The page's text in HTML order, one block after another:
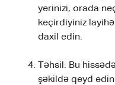
yerinizi, orada
keçirdiyiniz
daxil edin.
Təhsil: Bu
şəkildə qeyd